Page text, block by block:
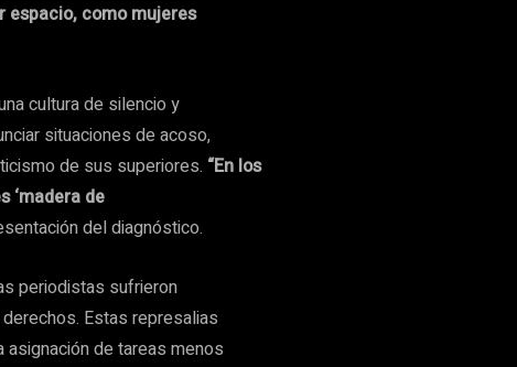
espacio, como mujeres
cultura de silencio y
situaciones de acoso,
de sus superiores. “En los
‘madera de
del diagnóstico.
periodistas sufrieron
Estas represalias
de tareas menos